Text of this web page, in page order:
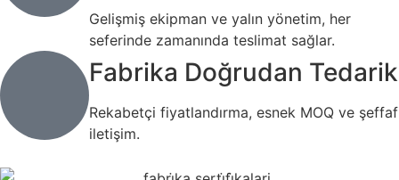
Gelişmiş ekipman ve yalın yönetim, her
seferinde zamanında teslimat sağlar.
Fabrika Doğrudan Tedarik
Rekabetçi fiyatlandırma, esnek MOQ ve şeffaf
iletişim.